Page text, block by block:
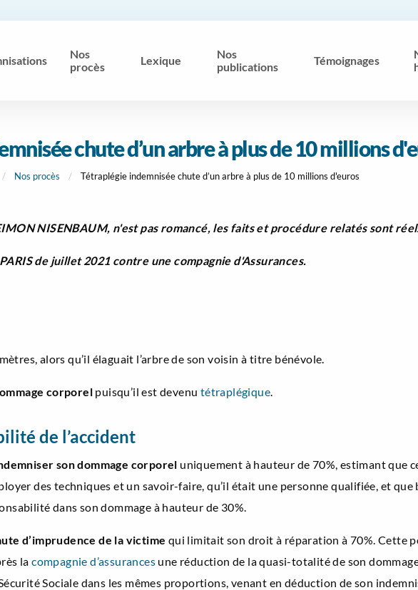
Nos
procès
Lexique
Nos
publications
Témoignages
chute d’un arbre à plus de 10 millions
Nos procès Tétraplégie indemnisée chute d’un arbre à plus de 10 millions d'euros
NISENBAUM, n'est pas romancé, les faits et procédure relatés sont
de juillet 2021 contre une compagnie d'Assurances.
alors qu’il élaguait l’arbre de son voisin à titre bénévole.
corporel puisqu’il est devenu tétraplégique
de l’accident
son dommage corporel uniquement à hauteur de 70%, estimant que
des techniques et un savoir-faire, qu’il était une personne qualifiée, et que
dans son dommage à hauteur de 30%.
d’imprudence de la victime qui limitait son droit à réparation à 70%. Cette
lacompagnie d’assurances une réduction de la quasi-totalité de son
Sociale dans les mêmes proportions, venant en déduction de son